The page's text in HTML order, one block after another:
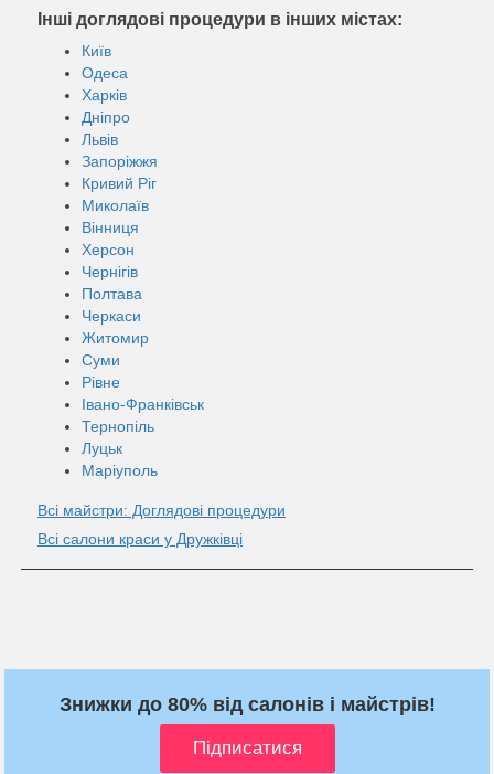
Інші доглядові процедури в інших містах:
Київ
Одеса
Харків
Дніпро
Львів
Запоріжжя
Кривий Ріг
Миколаїв
Вінниця
Херсон
Чернігів
Полтава
Черкаси
Житомир
Суми
Рівне
Івано-Франківськ
Тернопіль
Луцьк
Маріуполь
Всі майстри: Доглядові процедури
Всі салони краси у Дружківці
Знижки до 80% від салонів і майстрів!